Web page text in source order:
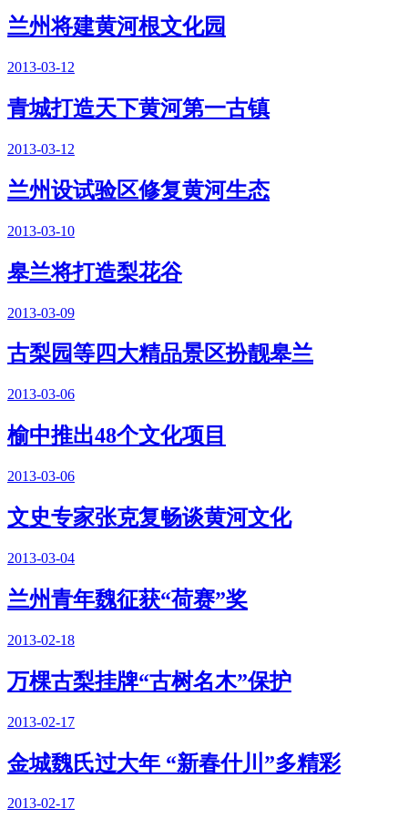
兰州将建黄河根文化园
2013-03-12
青城打造天下黄河第一古镇
2013-03-12
兰州设试验区修复黄河生态
2013-03-10
皋兰将打造梨花谷
2013-03-09
古梨园等四大精品景区扮靓皋兰
2013-03-06
榆中推出48个文化项目
2013-03-06
文史专家张克复畅谈黄河文化
2013-03-04
兰州青年魏征获“荷赛”奖
2013-02-18
万棵古梨挂牌“古树名木”保护
2013-02-17
金城魏氏过大年 “新春什川”多精彩
2013-02-17